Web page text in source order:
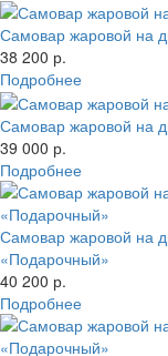
Самовар жаровой на
38 200 р.
Подробнее
Самовар жаровой на
39 000 р.
Подробнее
Самовар жаровой на
«Подарочный»
40 200 р.
Подробнее